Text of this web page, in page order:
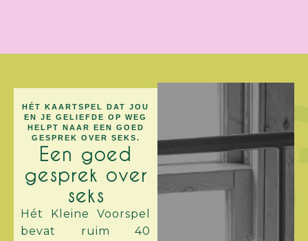
HÉT KAARTSPEL DAT JOU
EN JE GELIEFDE OP WEG
HELPT NAAR EEN GOED
GESPREK OVER SEKS.
Een goed
gesprek over
seks
Hét Kleine Voorspel
bevat ruim 40